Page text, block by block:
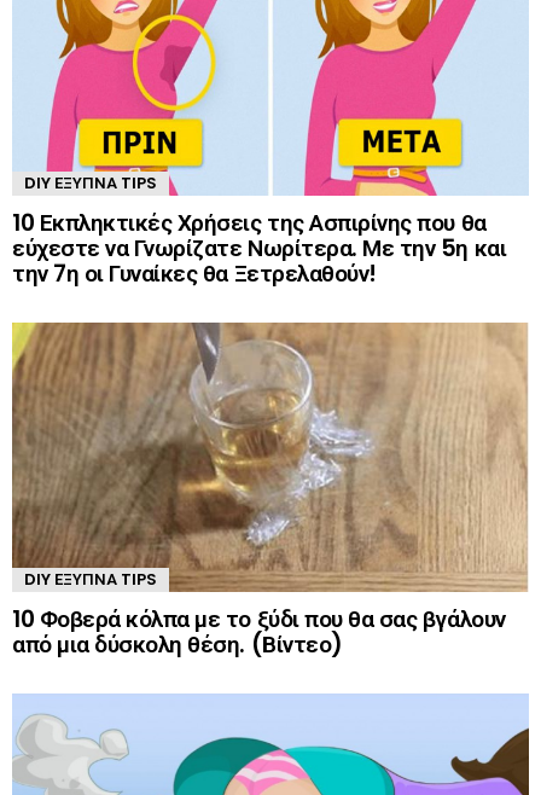
DIY ΈΞΥΠΝΑ TIPS
10 Εκπληκτικές Χρήσεις της Ασπιρίνης που θα
εύχεστε να Γνωρίζατε Νωρίτερα. Με την 5η και
την 7η οι Γυναίκες θα Ξετρελαθούν!
DIY ΈΞΥΠΝΑ TIPS
10 Φοβερά κόλπα με το ξύδι που θα σας βγάλουν
από μια δύσκολη θέση. (Βίντεο)